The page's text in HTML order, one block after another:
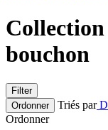
bouchon
Filter
Ordonner
Triés par
Ordonner